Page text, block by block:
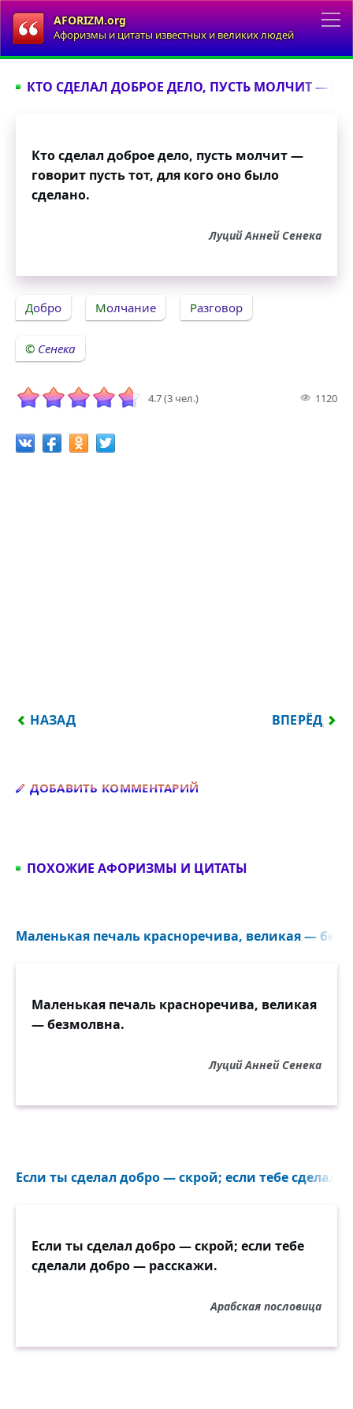
AFORIZM.org
Афоризмы и цитаты известных и великих людей
КТО СДЕЛАЛ ДОБРОЕ ДЕЛО, ПУСТЬ МОЛЧИТ —
Кто сделал доброе дело, пусть молчит —
говорит пусть тот, для кого оно было
сделано.
Луций Анней Сенека
Добро Молчание Разговор
Сенека
4.7 (3 чел.) 1120
ПРЕДЫДУЩИЙ: ТОТ, КТО ДЕЛАЕТ ДОБРО
НАЗАД ВПЕРЁД
ДОБАВИТЬ КОММЕНТАРИЙ
ПОХОЖИЕ АФОРИЗМЫ И ЦИТАТЫ
Маленькая печаль красноречива, великая —
Маленькая печаль красноречива, великая
— безмолвна.
Луций Анней Сенека
Если ты сделал добро — скрой; если тебе
Если ты сделал добро — скрой; если тебе
сделали добро — расскажи.
Арабская пословица